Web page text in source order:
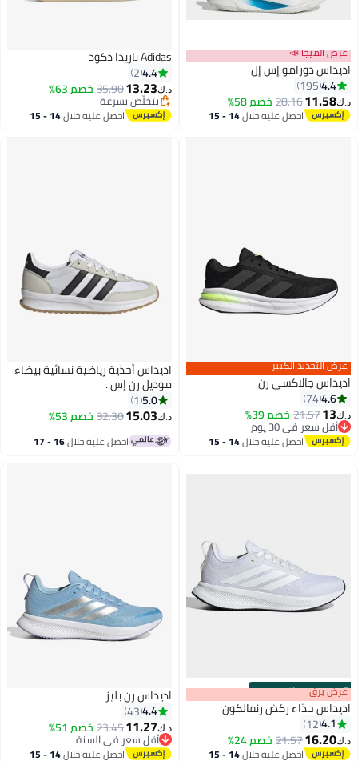
الميجا 📣
دورامو إس إل
4.4
195
11.58
28.16خصم 58%
احصل عليه خلال 14 - 15
Adidas باريدا دكود
4.4
2
13.23
35.90خصم 63%
بتخلّص بسرعة
بتخلّص بسرعةاحصل عليه خلال 14 - 15
13
التجديد الكبير
جالاكسي رن
4.6
74
13
21.57خصم 39%
أقل سعر في 30 يوم
أقل سعر في 30 يوماحصل عليه خلال 14 - 15
اديداس أحذية رياضية نسائية بيضاء
موديل رن إس .
5.0
1
15.03
32.30خصم 53%
احصل عليه خلال 16 - 17
00m:00
·باقي 100% برق
حذاء ركض رنفالكون
4.1
12
16.20
21.57خصم 24%
احصل عليه خلال 14 - 15
10
اديداس رن بليز
4.4
43
11.27
23.45خصم 51%
أقل سعر في السنة
أقل سعر في السنة
احصل عليه خلال 14 - 15